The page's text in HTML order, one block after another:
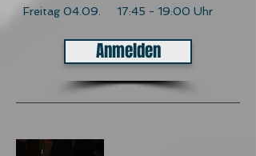
Freitag 04.09. 17:45 - 19:00 Uhr
Anmelden